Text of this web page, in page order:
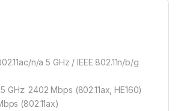
n/a 5 GHz / IEEE 802.11n/b/g
GHz: 2402 Mbps (802.11ax, HE160)
(802.11ax)